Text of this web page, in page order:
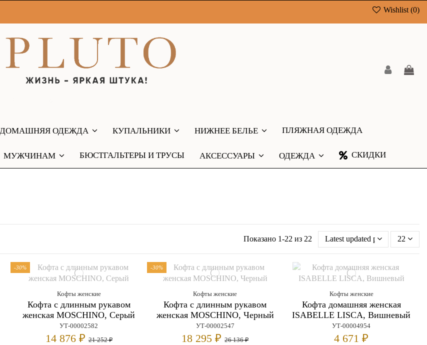
Wishlist (0)
ДОМАШНЯЯ ОДЕЖДА КУПАЛЬНИКИ НИЖНЕЕ БЕЛЬЕ ПЛЯЖНАЯ ОДЕЖДА
МУЖЧИНАМ БЮСТГАЛЬТЕРЫ И ТРУСЫ АКСЕССУАРЫ ОДЕЖДА СКИДКИ
Показано 1-22 из 22 Latest updated products first
22
-30%
Кофты женские
Кофта с длинным рукавом
женская MOSCHINO, Серый
УТ-00002582
14 876 ₽21 252 ₽
-30%
Кофты женские
Кофта с длинным рукавом
женская MOSCHINO, Черный
УТ-00002547
18 295 ₽26 136 ₽
Кофты женские
Кофта домашняя женская
ISABELLE LISCA, Вишневый
УТ-00004954
4 671 ₽